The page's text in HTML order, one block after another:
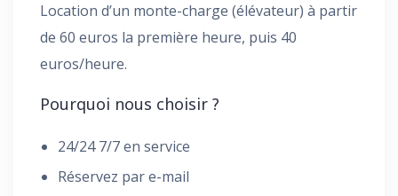
Location d’un monte-charge (élévateur) à partir
de 60 euros la première heure, puis 40
euros/heure.
Pourquoi nous choisir ?
24/24 7/7 en service
Réservez par e-mail